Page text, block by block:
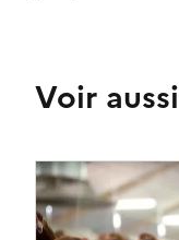
Voir aussi